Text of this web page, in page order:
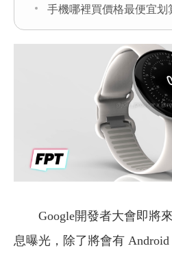
手機哪裡買價格最便宜划
Google開發者大會即將
息曝光，除了將會有